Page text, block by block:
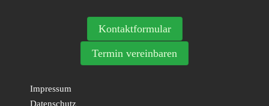
Kontaktformular
Termin vereinbaren
Impressum
Datenschutz